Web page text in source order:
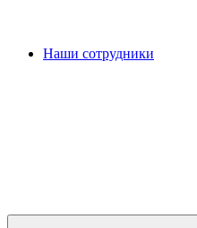
Наши сотрудники